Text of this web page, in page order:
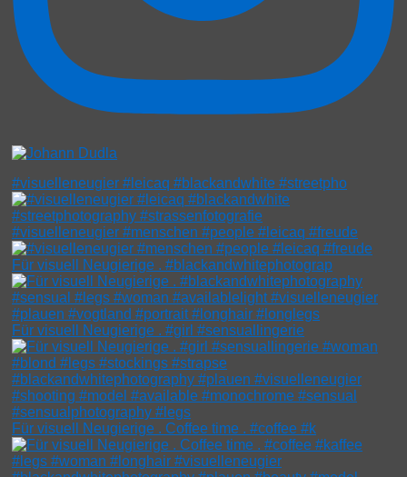
#visuelleneugier #leicaq #blackandwhite #streetpho
#visuelleneugier #menschen #people #leicaq #freude
Für visuell Neugierige . #blackandwhitephotograp
Für visuell Neugierige . #girl #sensuallingerie
Für visuell Neugierige . Coffee time . #coffee #k